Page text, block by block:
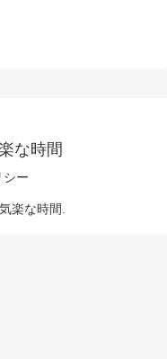
な時間
シー
楽な時間.